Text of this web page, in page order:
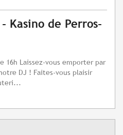
Kasino de Perros-
16h Laissez-vous emporter par
DJ ! Faites-vous plaisir